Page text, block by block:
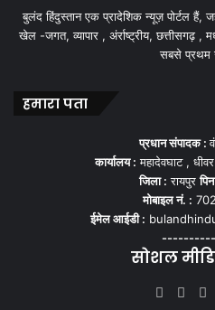
बुलंद हिंदुस्तान एक प्रादेशिक न्यूज़ पोर्टल हैं,
खेल -जगत, व्यापार , अंर्राष्ट्रीय, छत्तीसगढ़ ,
सबसे प्रथम
हमारा पता
प्रधान संपादक :
कार्यालय : महादेवघाट ,
जिला : रायपुर
मोबाइल नं. :
ईमेल आईडी :
सोशल
X